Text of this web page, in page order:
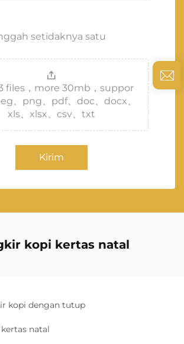
setidaknya satu
files，more 30mb，suppor
、png、pdf、doc、docx、
xls、xlsx、csv、txt
Kirim
kopi kertas natal
kopi dengan tutup
natal